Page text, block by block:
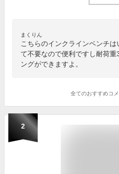
まくりん
こちらのインクラインベンチ
て不要なので便利ですし耐荷
ングができますよ。
全てのおすすめコメ
2